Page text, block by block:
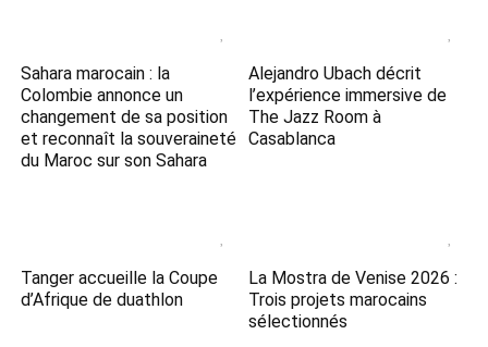
Sahara marocain : la
Colombie annonce un
changement de sa position
et reconnaît la souveraineté
du Maroc sur son Sahara
Alejandro Ubach décrit
l’expérience immersive de
The Jazz Room à
Casablanca
Tanger accueille la Coupe
d’Afrique de duathlon
La Mostra de Venise 2026 :
Trois projets marocains
sélectionnés